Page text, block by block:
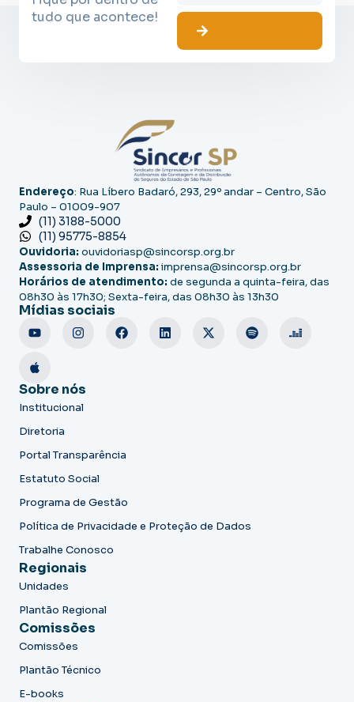
tudo que acontece!
Endereço: Rua Líbero Badaró, 293, 29º andar – Centro, São
Paulo – 01009-907
(11) 3188-5000
(11) 95775-8854
Ouvidoria: ouvidoriasp@sincorsp.org.br
Assessoria de Imprensa: imprensa@sincorsp.org.br
Horários de atendimento: de segunda a quinta-feira, das
08h30 às 17h30; Sexta-feira, das 08h30 às 13h30
Mídias sociais
Sobre nós
Institucional
Diretoria
Portal Transparência
Estatuto Social
Programa de Gestão
Política de Privacidade e Proteção de Dados
Trabalhe Conosco
Regionais
Unidades
Plantão Regional
Comissões
Comissões
Plantão Técnico
E-books